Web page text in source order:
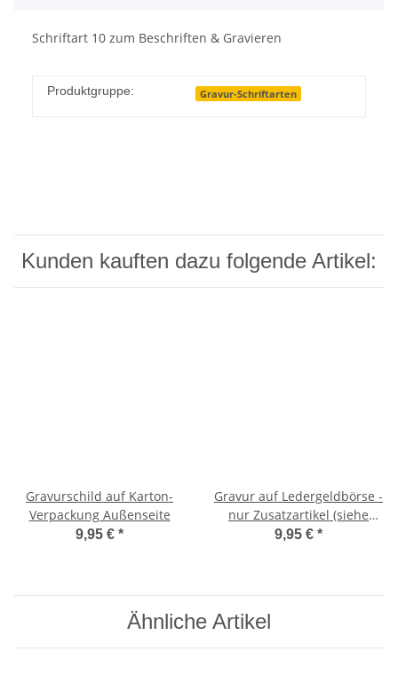
Schriftart 10 zum Beschriften & Gravieren
Produktgruppe: Gravur-Schriftarten
Kunden kauften dazu folgende Artikel:
Gravurschild auf Karton-
Verpackung Außenseite
9,95 € *
Gravur auf Ledergeldbörse -
nur Zusatzartikel (siehe
Artikelbeschreibung)
9,95 € *
Ähnliche Artikel